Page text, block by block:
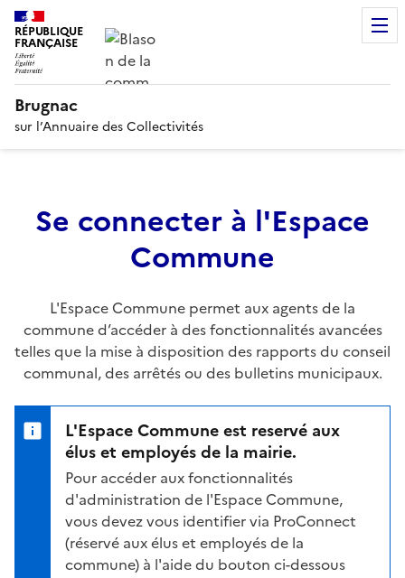
RÉPUBLIQUE
FRANÇAISE
Brugnac
sur l’Annuaire des Collectivités
Se connecter à l'Espace
Commune
L'Espace Commune permet aux agents de la
commune d’accéder à des fonctionnalités avancées
telles que la mise à disposition des rapports du conseil
communal, des arrêtés ou des bulletins municipaux.
L'Espace Commune est reservé aux
élus et employés de la mairie.
Pour accéder aux fonctionnalités
d'administration de l'Espace Commune,
vous devez vous identifier via ProConnect
(réservé aux élus et employés de la
commune) à l'aide du bouton ci-dessous